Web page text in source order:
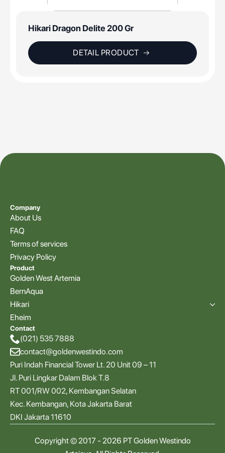
Hikari Dragon Delite 200 Gr
DETAIL PRODUCT
Company
About Us
FAQ
Terms of services
Privacy Policy
Product
Golden West Artemia
BernAqua
Hikari
Eheim
Contact
(021) 535 7888
contact@goldenwestindo.com
Puri Indah Financial Tower Lt. 20 Unit 09 – 11
Jl. Puri Lingkar Dalam Blok T.8
RT 001/RW 002, Kembangan Selatan
Kec. Kembangan, Kota Jakarta Barat
DKI Jakarta 11610
Copyright © 2017 - 2026 PT Golden Westindo